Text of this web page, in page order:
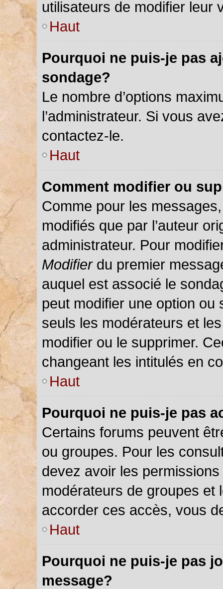
utilisateurs de modifier leur
Haut
Pourquoi ne puis-je pas
sondage?
Le nombre d’options
l’administrateur. Si vous
contactez-le.
Haut
Comment modifier ou
Comme pour les
modifiés que par l’auteur
administrateur. Pour
Modifierdu premier
auquel est associé le
peut modifier une option ou
seuls les modérateurs et
modifier ou le supprimer.
changeant les intitulés en
Haut
Pourquoi ne puis-je pas
Certains forums peuvent
ou groupes. Pour les
devez avoir les
modérateurs de groupes et
accorder ces accès, vous
Haut
Pourquoi ne puis-je pas
message?